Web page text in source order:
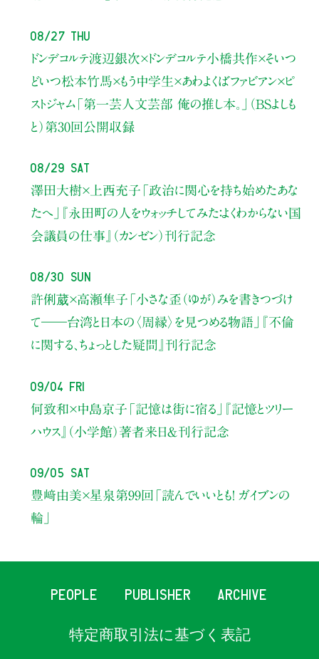
08/27 Thu
ドンデコルテ渡辺銀次×ドンデコルテ小橋共作×そいつ
どいつ松本竹馬×もう中学生×あわよくばファビアン×ピ
ストジャム「第一芸人文芸部 俺の推し本。」（BSよしも
と） 第30回公開収録
08/29 Sat
澤田大樹×上西充子 「政治に関心を持ち始めたあな
たへ」
『永田町の人をウォッチしてみた：よくわからない国
会議員の仕事』（カンゼン）刊行記念
08/30 Sun
許俐葳×高瀬隼子 「小さな歪（ゆが）みを書きつづけ
て――台湾と日本の〈周縁〉を見つめる物語」
『不倫
に関する、ちょっとした疑問』刊行記念
09/04 Fri
何致和×中島京子 「記憶は街に宿る」
『記憶とツリー
ハウス』（小学館）著者来日＆刊行記念
09/05 Sat
豊﨑由美×星泉 第99回「読んでいいとも！ ガイブンの
輪」
PEOPLE PUBLISHER ARCHIVE
特定商取引法に基づく表記